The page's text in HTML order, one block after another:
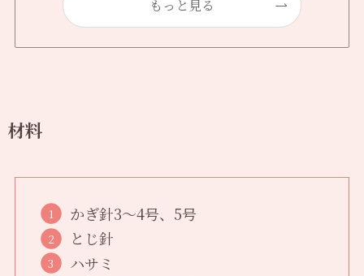
もっと見る
材料
かぎ針3〜4号、5号
とじ針
ハサミ